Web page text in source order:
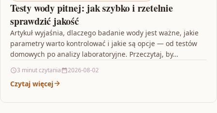
Testy wody pitnej: jak szybko i rzetelnie
sprawdzić jakość
Artykuł wyjaśnia, dlaczego badanie wody jest ważne, jakie
parametry warto kontrolować i jakie są opcje — od testów
domowych po analizy laboratoryjne. Przeczytaj, by…
3 minut czytania 2026-08-02
Czytaj więcej